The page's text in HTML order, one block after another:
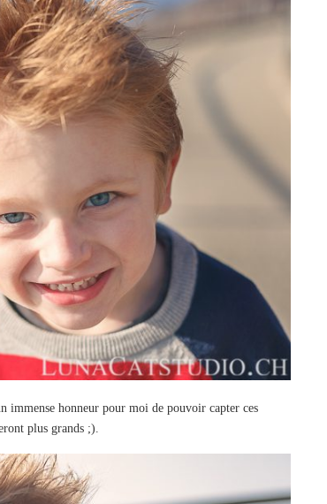
immense honneur pour moi de pouvoir capter ces
plus grands ;).